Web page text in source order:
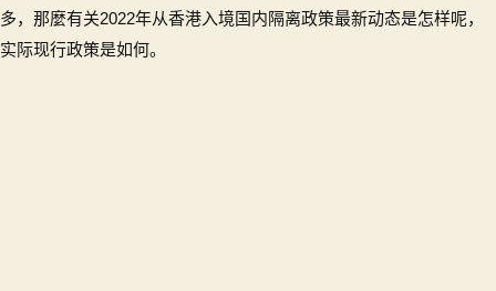
内
多，那麼有关2022年从香港入境国内隔离政策最新动态是怎样呢，
实际现行政策是如何。